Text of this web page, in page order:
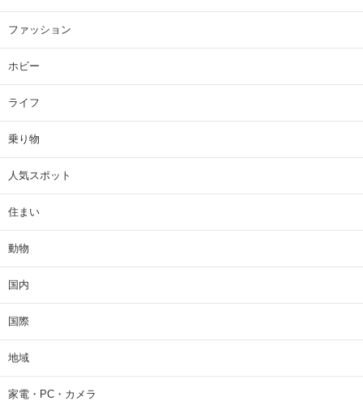
ファッション
ホビー
ライフ
乗り物
人気スポット
住まい
動物
国内
国際
地域
家電・PC・カメラ